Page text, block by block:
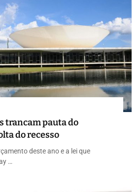
trancam pauta do
do recesso
deste ano e a lei que
…